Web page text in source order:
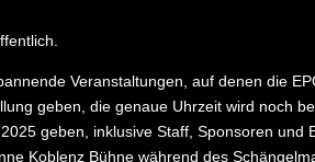
Veranstaltungen, auf denen die
geben, die genaue Uhrzeit wird noch
geben, inklusive Staff, Sponsoren und
Koblenz Bühne während des